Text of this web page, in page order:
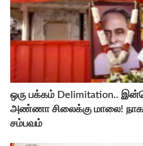
ஒரு பக்கம் Delimitation..
அண்ணா சிலைக்கு மாலை!
சம்பவம்